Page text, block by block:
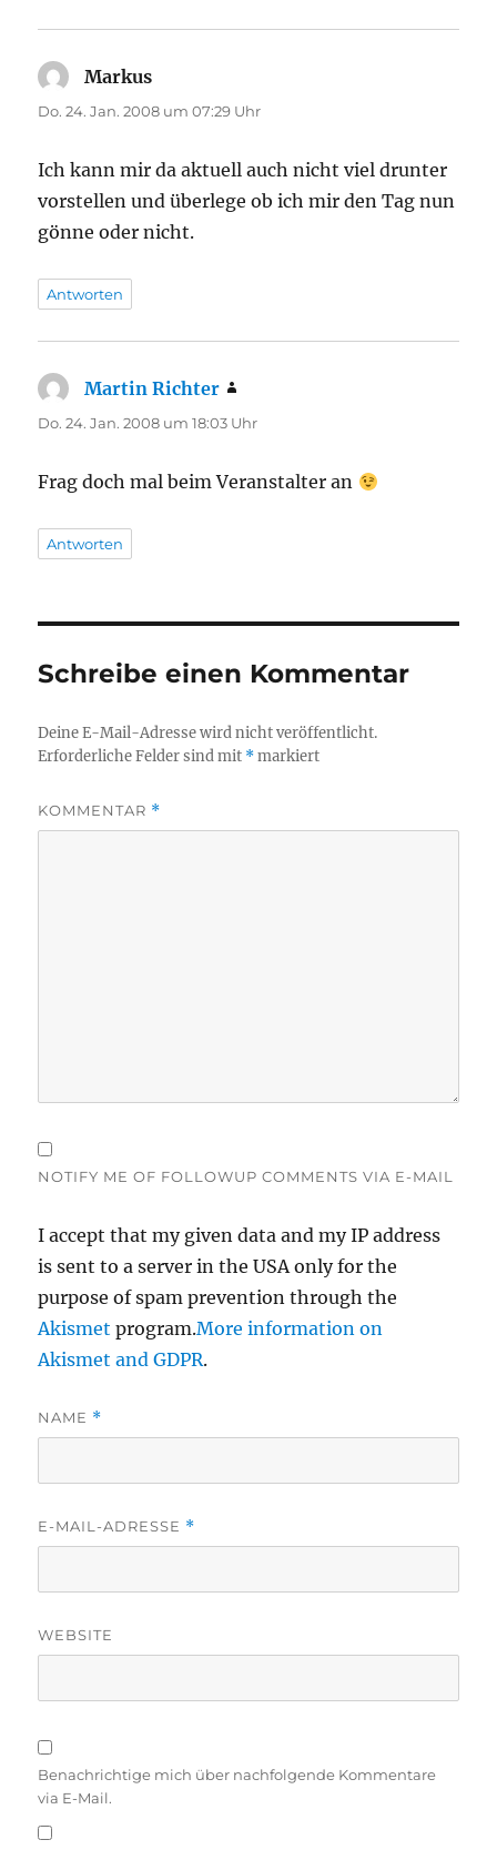
Markus
Do. 24. Jan. 2008 um 07:29 Uhr
Ich kann mir da aktuell auch nicht viel drunter
vorstellen und überlege ob ich mir den Tag nun
gönne oder nicht.
Antworten
Martin Richter
Do. 24. Jan. 2008 um 18:03 Uhr
Frag doch mal beim Veranstalter an
Antworten
Schreibe einen Kommentar
Deine E-Mail-Adresse wird nicht veröffentlicht.
Erforderliche Felder sind mit *markiert
KOMMENTAR *
NOTIFY ME OF FOLLOWUP COMMENTS VIA E-MAIL
I accept that my given data and my IP address
is sent to a server in the USA only for the
purpose of spam prevention through the
Akismet program.More information on
Akismet and GDPR.
NAME *
E-MAIL-ADRESSE *
WEBSITE
Benachrichtige mich über nachfolgende Kommentare
via E-Mail.